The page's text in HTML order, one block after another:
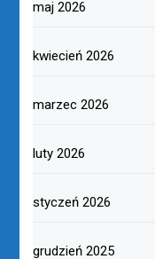
maj 2026
kwiecień 2026
marzec 2026
luty 2026
styczeń 2026
grudzień 2025